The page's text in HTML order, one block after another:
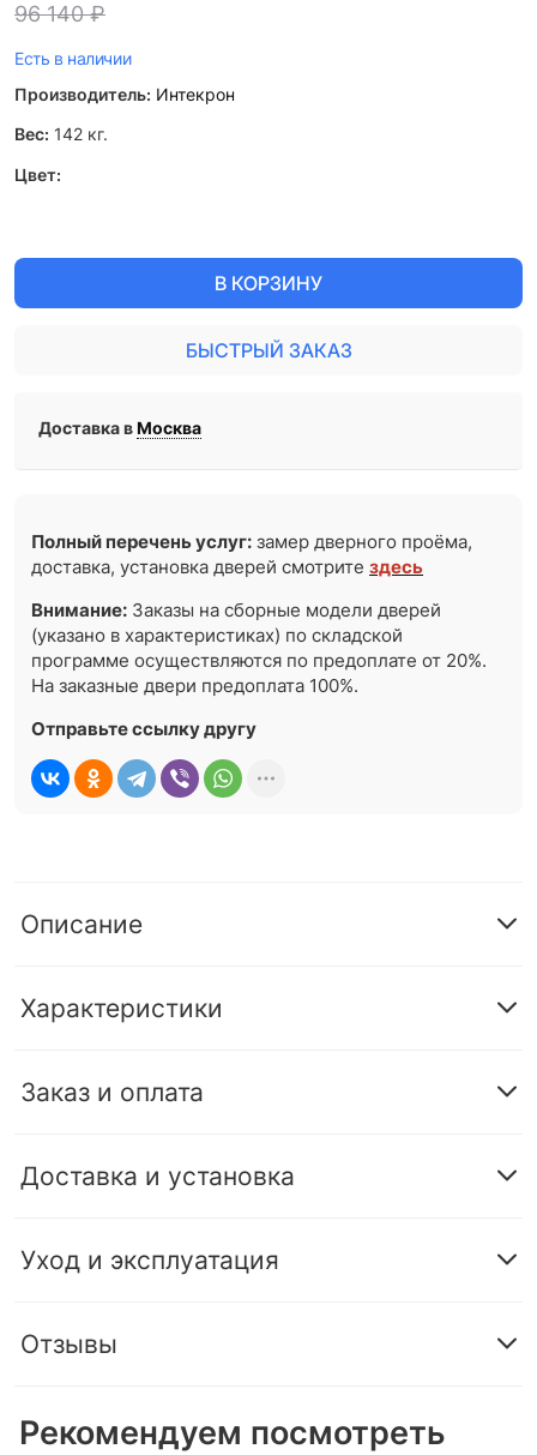
96 140 ₽
Есть в наличии
Производитель: Интекрон
Вес: 142 кг.
Цвет:
В КОРЗИНУ
БЫСТРЫЙ ЗАКАЗ
Доставка вМосква
Полный перечень услуг: замер дверного проёма,
доставка, установка дверей смотритездесь
Внимание: Заказы на сборные модели дверей
(указано в характеристиках) по складской
программе осуществляются по предоплате от 20%.
На заказные двери предоплата 100%.
Отправьте ссылку другу
Описание
Характеристики
Заказ и оплата
Доставка и установка
Уход и эксплуатация
Отзывы
Рекомендуем посмотреть